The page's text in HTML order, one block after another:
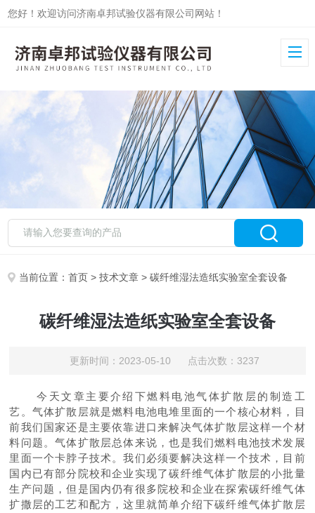
您好！欢迎访问济南卓邦试验仪器有限公司网站！
当前位置：首页 >技术文章 > 碳纤维湿法造纸实验室全套设备
碳纤维湿法造纸实验室全套设备
更新时间：2023-05-10 点击次数：3237
今天文章主要介绍下燃料电池气体扩散层的制造工
艺。 气体扩散层就是燃料电池电堆里面的一个核心材料，目
前我们国家还是主要依靠进口来解决气体扩散层这样一个材
料问题。气体扩散层总体来说，也是我们燃料电池技术发展
里面一个卡脖子技术。我们必须要解决这样一个技术， 目前
国内已有部分院校和企业实现了碳纤维气体扩散层的小批量
生产问题，但是国内仍有很多院校和企业在探索碳纤维气体
扩撒层的工艺和配方，这里就简单介绍下碳纤维气体扩散层